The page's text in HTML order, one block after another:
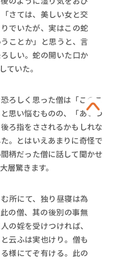
さては、美しい女と交
でいたが、実はこの蛇
ことか」と思うと、言
しい。蛇の開いた口か
ていた。
ろしく思った僧は「このこ
思い悩むものの、「あいつ
ろ指をさされるかもしれな
。とはいえあまりに奇怪で
柄だった僧に話して聞かせ
層驚きます。
所にて、独り昼寝は為
の僧、其の後別の事無
の婬を受けつければ、
云ふは実也けり。僧も
様にてぞ有ける。此の